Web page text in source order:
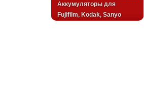
Аккумуляторы для
Fujifilm, Kodak, Sanyo